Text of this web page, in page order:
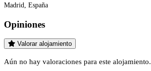
Madrid, España
Opiniones
Valorar alojamiento
Aún no hay valoraciones para este alojamiento.